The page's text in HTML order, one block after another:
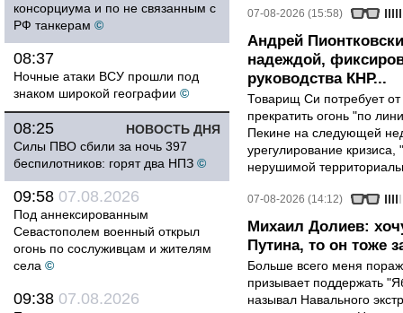
консорциума и по не связанным с
РФ танкерам ©
08:37
Ночные атаки ВСУ прошли под
знаком широкой географии ©
НОВОСТЬ ДНЯ
08:25
Силы ПВО сбили за ночь 397
беспилотников: горят два НПЗ ©
09:58 07.08.2026
Под аннексированным
Севастополем военный открыл
огонь по сослуживцам и жителям
села ©
09:38 07.08.2026
07-08-2026 (15:58)
Андрей
надеждой,
руководства КНР...
Товарищ Си потребует
прекратить огонь "по
Пекине на следующей
урегулирование
нерушимой
07-08-2026 (14:12)
Михаил Долиев:
Путина, то он тоже
Больше всего меня
призывает поддержать
называл Навального